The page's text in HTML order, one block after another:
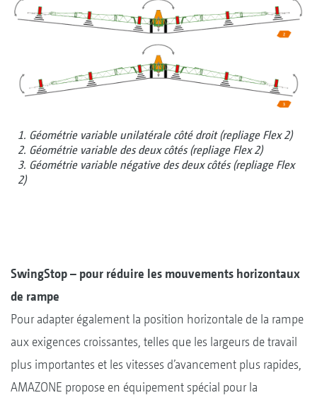
1. Géométrie variable unilatérale côté droit (repliage Flex 2)
2. Géométrie variable des deux côtés (repliage Flex 2)
3. Géométrie variable négative des deux côtés (repliage Flex
2)
SwingStop – pour réduire les mouvements horizontaux
de rampe
Pour adapter également la position horizontale de la rampe
aux exigences croissantes, telles que les largeurs de travail
plus importantes et les vitesses d’avancement plus rapides,
AMAZONE propose en équipement spécial pour la